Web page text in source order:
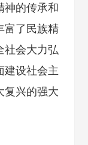
神的传承和
富了民族精
社会大力弘
建设社会主
复兴的强大